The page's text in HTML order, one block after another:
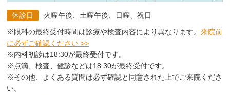
休診日
火曜午後、土曜午後、日曜、祝日
※眼科の最終受付時間は診療や検査内容により異なります。来院前
に必ずご確認ください >>
※内科初診は18:30が最終受付です。
※点滴、検査、健診などは18:30が最終受付です。
※その他、よくある質問は必ず確認と同意された上でご来院くださ
い。